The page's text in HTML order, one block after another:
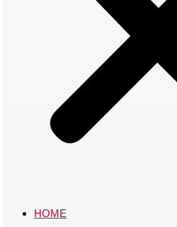
HOME